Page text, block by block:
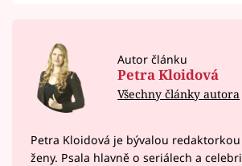
Autor článku
Petra Kloidová
Všechny články autora
Petra Kloidová je bývalou
ženy. Psala hlavně o seriálech a